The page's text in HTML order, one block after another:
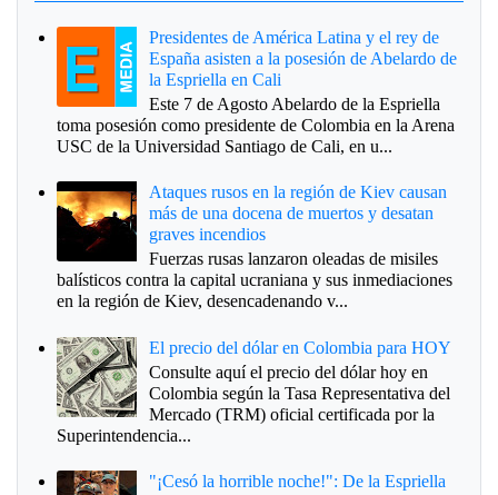
Presidentes de América Latina y el rey de
España asisten a la posesión de Abelardo de
la Espriella en Cali
Este 7 de Agosto Abelardo de la Espriella
toma posesión como presidente de Colombia en la Arena
USC de la Universidad Santiago de Cali, en u...
Ataques rusos en la región de Kiev causan
más de una docena de muertos y desatan
graves incendios
Fuerzas rusas lanzaron oleadas de misiles
balísticos contra la capital ucraniana y sus inmediaciones
en la región de Kiev, desencadenando v...
El precio del dólar en Colombia para HOY
Consulte aquí el precio del dólar hoy en
Colombia según la Tasa Representativa del
Mercado (TRM) oficial certificada por la
Superintendencia...
"¡Cesó la horrible noche!": De la Espriella